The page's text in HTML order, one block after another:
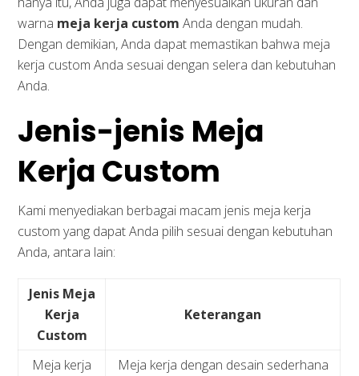
warna meja kerja custom Anda dengan mudah.
Dengan demikian, Anda dapat memastikan bahwa meja
kerja custom Anda sesuai dengan selera dan kebutuhan
Anda.
Jenis-jenis Meja
Kerja Custom
Kami menyediakan berbagai macam jenis meja kerja
custom yang dapat Anda pilih sesuai dengan kebutuhan
Anda, antara lain:
Jenis Meja
Kerja
Custom
Keterangan
Meja kerja
Meja kerja dengan desain sederhana